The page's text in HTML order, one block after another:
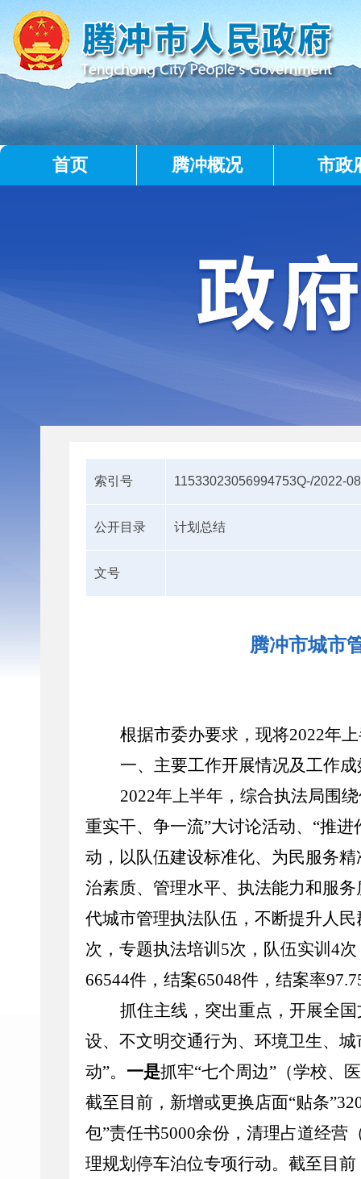
首页 腾冲概况 市政
索引号 11533023056994753Q-/2022-
公开目录 计划总结
文号
腾冲市城市
根据市委办要求，现将2022年
一、主要工作开展情况及工作成
2022年上半年，综合执法局围
重实干、争一流”大讨论活动、“推
动，以队伍建设标准化、为民服务
治素质、管理水平、执法能力和服
代城市管理执法队伍，不断提升人
次，专题执法培训5次，队伍实训4
66544件，结案65048件，结案率
抓住主线，突出重点，开展全
设、不文明交通行为、环境卫生、
动”。 一是抓牢“七个周边”（学校、
截至目前，新增或更换店面“贴条
包”责任书5000余份，清理占道经营
理规划停车泊位专项行动。截至目